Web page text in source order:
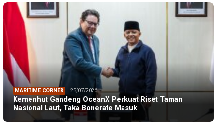
MARITIME CORNER 25/07/2026
Kemenhut Gandeng OceanX Perkuat Riset Taman
Nasional Laut, Taka Bonerate Masuk